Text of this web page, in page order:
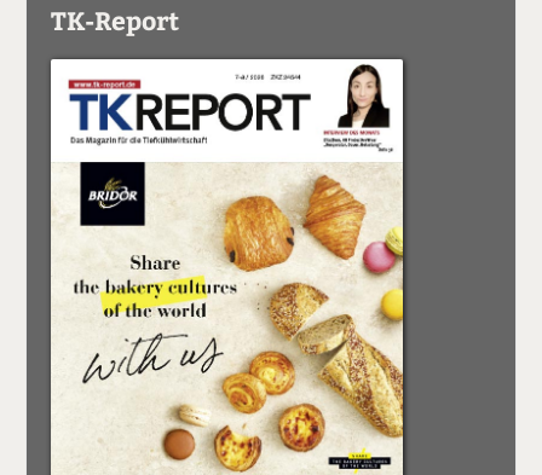
TK-Report